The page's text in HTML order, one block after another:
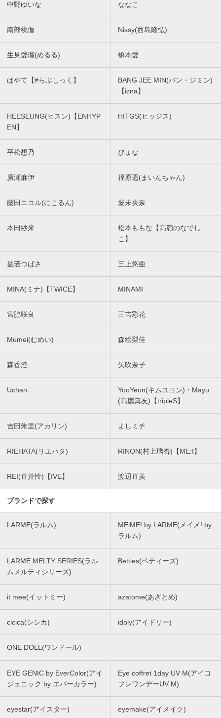
中野ゆいな ななこ
南部桃伽 Nissy(西島隆弘)
生見愛瑠(めるる) 橋本愛
はやて【#らぶしっく】
BANG JEE MIN(バン・ジミン)
【izna】
HEESEUNG(ヒスン)【ENHYP
EN】
HITGS(ヒッジス)
平松想乃 ぴょな
廣瀬麻伊 福原遥(まいんちゃん)
藤田ニコル(にこるん) 堀未央奈
本田紗来
松本ももな【高嶺のなでし
こ】
益若つばさ 三上悠亜
MINA(ミナ)【TWICE】 MINAMI
宮脇咲良 三吉彩花
Mumei(むめい) 森絵梨佳
森香澄 矢吹奈子
Uchan
YooYeon(キムユヨン)・Mayu
(髙麗真友)【tripleS】
吉田朱里(アカリン) よしミチ
RIEHATA(リエハタ) RINON(村上璃杏)【ME:I】
REI(直井怜)【IVE】 渡辺直美
ブランドで探す
LARME(ラルム)
MEiME! by LARME(メイメ! by
ラルム)
LARME MELTY SERIES(ラル
ムメルティシリーズ)
Betties(ベティーズ)
it mee(イットミー) azatome(あざとめ)
cicica(シシカ) idoly(アイドリー)
ONE DOLL(ワンドール)
EYE GENIC by EverColor(アイ
ジェニック by エバーカラー)
Eye coffret 1day UV M(アイコ
フレワンデーUV M)
eyestar(アイスター) eyemake(アイメイク)